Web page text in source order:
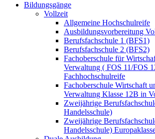
Bildungsgänge
Vollzeit
Allgemeine Hochschulreife
Ausbildungsvorbereitung
Berufsfachschule 1 (BFS1)
Berufsfachschule 2 (BFS2)
Fachoberschule für
Verwaltung ( FOS 11/FOS
Fachhochschulreife
Fachoberschule Wirtschaft
Verwaltung Klasse 12B in
Zweijährige
Handelsschule)
Zweijährige
Handelsschule)